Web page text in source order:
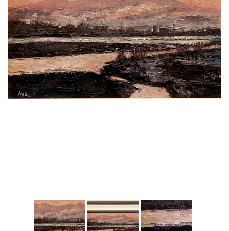
ご案内
2023.2.25
ギャラリーシーズ「秋の美術散歩 京都・大...